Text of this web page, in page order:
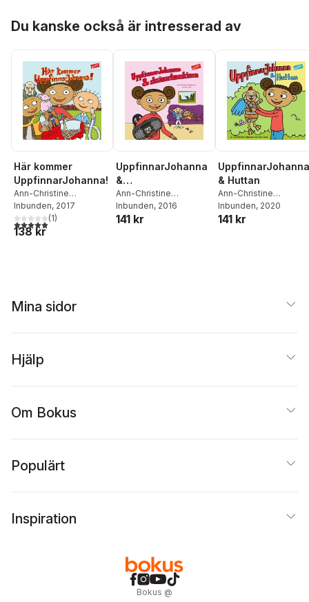
Du kanske också är intresserad av
Här kommer
UppfinnarJohanna!
Ann-Christine
Magnusson,Lovisa
Lesse
Inbunden, 2017
5,0utav 5 stjärnor. Totalt antal röster:
(1)
138 kr
UppfinnarJohanna
&
skrämselmaskinen
Ann-Christine
Magnusson,Lovisa
Lesse
Inbunden, 2016
141 kr
UppfinnarJohanna
& Huttan
Ann-Christine
Magnusson
Inbunden, 2020
141 kr
Mina sidor
Hjälp
Om Bokus
Populärt
Inspiration
Bokus @